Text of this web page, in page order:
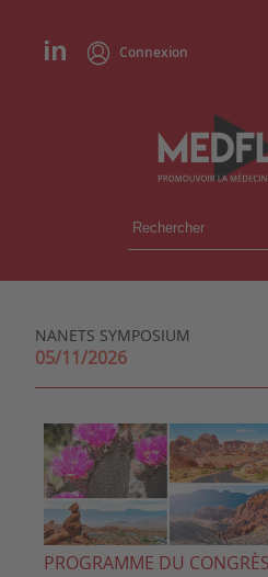
Connexion
EXPERTS
REVUES DE
CONGRÈS
NANETS SYMPOSIUM
05/11/2026
PROGRAMME DU CONGRÈS